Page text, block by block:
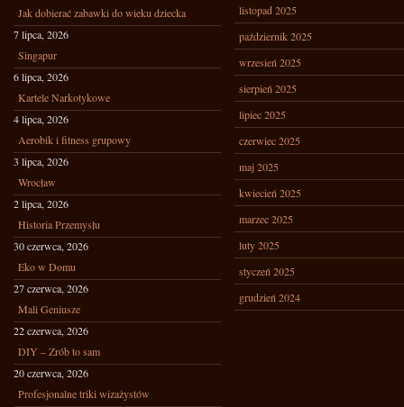
Jak dobierać zabawki do wieku dziecka
7 lipca, 2026
Singapur
6 lipca, 2026
Kartele Narkotykowe
4 lipca, 2026
Aerobik i fitness grupowy
3 lipca, 2026
Wrocław
2 lipca, 2026
Historia Przemysłu
30 czerwca, 2026
Eko w Domu
27 czerwca, 2026
Mali Geniusze
22 czerwca, 2026
DIY – Zrób to sam
20 czerwca, 2026
Profesjonalne triki wizażystów
listopad 2025
październik 2025
wrzesień 2025
sierpień 2025
lipiec 2025
czerwiec 2025
maj 2025
kwiecień 2025
marzec 2025
luty 2025
styczeń 2025
grudzień 2024